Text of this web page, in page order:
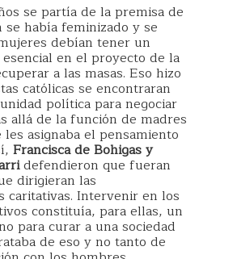
se partía de la premisa de
había feminizado y se
debían tener un
en el proyecto de la
a las masas. Eso hizo
católicas se encontraran
política para negociar
allá de la función de madres
les asignaba el pensamiento
Francisca de Bohigas y
defendieron que fueran
dirigieran las
caritativas. Intervenir en los
constituía, para ellas, un
para curar a una sociedad
de eso y no tanto de